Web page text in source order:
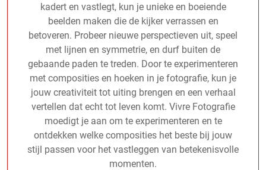
kadert en vastlegt, kun je unieke en boeiende
beelden maken die de kijker verrassen en
betoveren. Probeer nieuwe perspectieven uit, speel
met lijnen en symmetrie, en durf buiten de
gebaande paden te treden. Door te experimenteren
met composities en hoeken in je fotografie, kun je
jouw creativiteit tot uiting brengen en een verhaal
vertellen dat echt tot leven komt. Vivre Fotografie
moedigt je aan om te experimenteren en te
ontdekken welke composities het beste bij jouw
stijl passen voor het vastleggen van betekenisvolle
momenten.